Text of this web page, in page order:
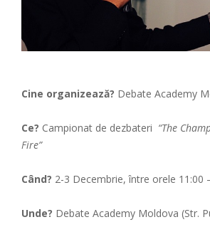
Cine organizează? Debate Academy
Ce? ​ Campionat de dezbateri “The
Fire”
Când? 2-3 Decembrie, între orele 11:00
Unde? Debate Academy Moldova (Str.